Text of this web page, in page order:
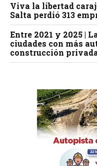
Viva la libertad
Salta perdió 313
Entre 2021 y 2025 |
ciudades con más
construcción